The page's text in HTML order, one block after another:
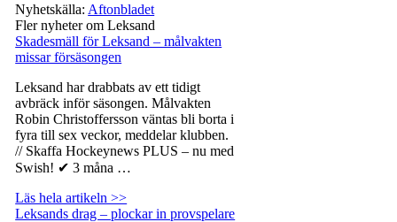
Nyhetskälla: Aftonbladet
Fler nyheter om Leksand
Skadesmäll för Leksand – målvakten
missar försäsongen
Leksand har drabbats av ett tidigt
avbräck inför säsongen. Målvakten
Robin Christoffersson väntas bli borta i
fyra till sex veckor, meddelar klubben.
// Skaffa Hockeynews PLUS – nu med
Swish! ✔ 3 måna …
Läs hela artikeln >>
Leksands drag – plockar in provspelare